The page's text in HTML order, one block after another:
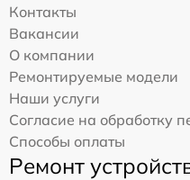
Контакты
Вакансии
О компании
Ремонтируемые модели
Наши услуги
Согласие на обработку
Способы оплаты
Ремонт